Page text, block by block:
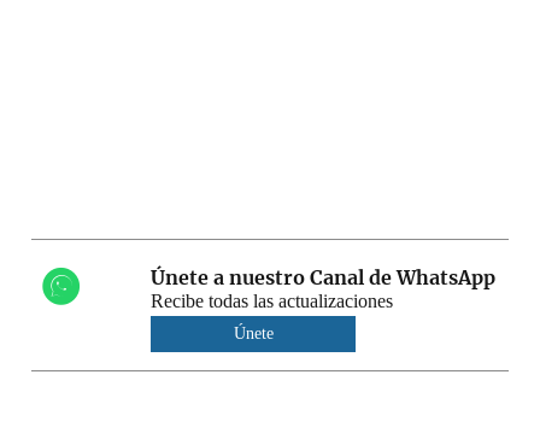
Únete a nuestro Canal de WhatsApp
Recibe todas las actualizaciones
Únete